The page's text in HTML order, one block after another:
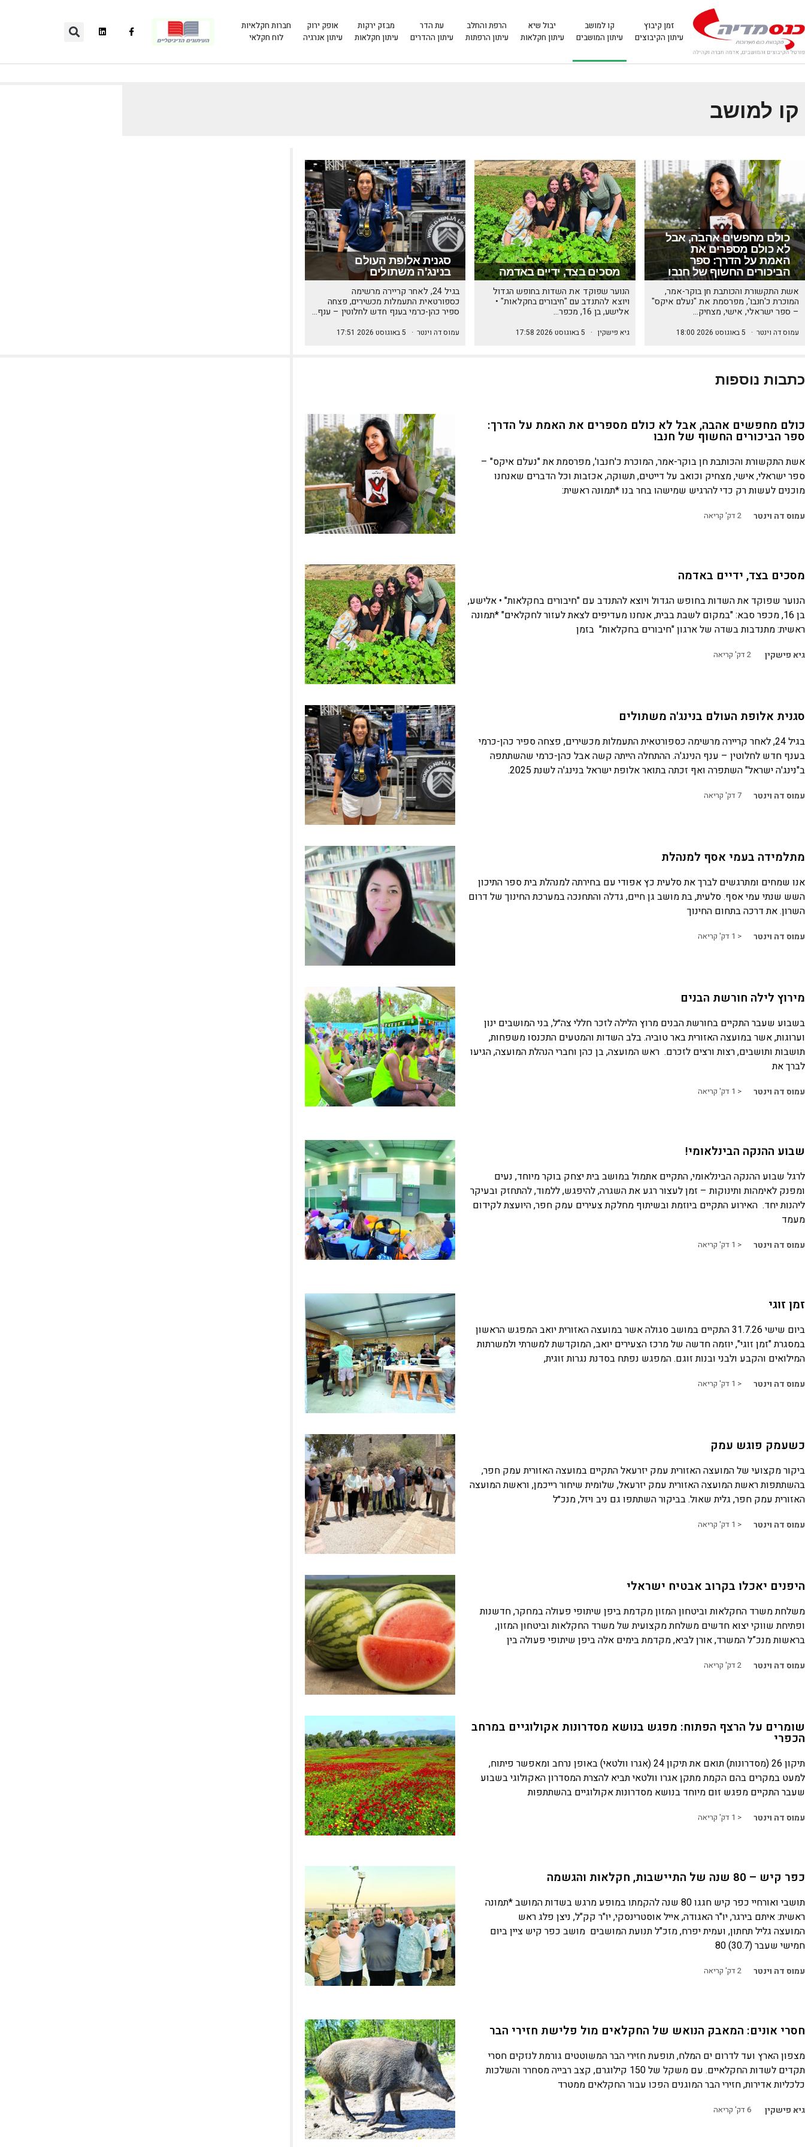
זמן קיבוץ
עיתון הקיבוצים
קו למושב
עיתון המושבים
יבול שיא
עיתון חקלאות
הרפת והחלב
עיתון הרפתות
עת הדר
עיתון ההדרים
מבזק ירקות
עיתון חקלאות
אופק ירוק
עיתון אנרגיה
חברות חקלאיות
לוח חקלאי
קו למושב
כולם מחפשים אהבה, אבל
לא כולם מספרים את
האמת על הדרך: ספר
הביכורים החשוף של חנבו
אשת התקשורת והכותבת חן בוקר-אמר,
המוכרת כ'חנבו', מפרסמת את "נעלם איקס"
– ספר ישראלי, אישי, מצחיק…
עמוס דה וינטר · 5 באוגוסט 2026 18:00
מסכים בצד, ידיים באדמה
הנוער שפוקד את השדות בחופש הגדול
ויוצא להתנדב עם "חיבורים בחקלאות" •
אלישע, בן 16, מכפר…
גיא פישקין · 5 באוגוסט 2026 17:58
סגנית אלופת העולם
בנינג'ה משתולים
בגיל 24, לאחר קריירה מרשימה
כספורטאית התעמלות מכשירים, פצחה
ספיר כהן-כרמי בענף חדש לחלוטין – ענף…
עמוס דה וינטר · 5 באוגוסט 2026 17:51
כתבות נוספות
כולם מחפשים אהבה, אבל לא כולם מספרים את האמת על הדרך:
ספר הביכורים החשוף של חנבו
אשת התקשורת והכותבת חן בוקר-אמר, המוכרת כ'חנבו', מפרסמת את "נעלם איקס" –
ספר ישראלי, אישי, מצחיק וכואב על דייטים, תשוקה, אכזבות וכל הדברים שאנחנו
מוכנים לעשות רק כדי להרגיש שמישהו בחר בנו *תמונה ראשית:
עמוס דה וינטר 2דק' קריאה
מסכים בצד, ידיים באדמה
הנוער שפוקד את השדות בחופש הגדול ויוצא להתנדב עם "חיבורים בחקלאות" • אלישע,
בן 16, מכפר סבא: "במקום לשבת בבית, אנחנו מעדיפים לצאת לעזור לחקלאים" *תמונה
ראשית: מתנדבות בשדה של ארגון "חיבורים בחקלאות" בזמן
גיא פישקין 2דק' קריאה
סגנית אלופת העולם בנינג'ה משתולים
בגיל 24, לאחר קריירה מרשימה כספורטאית התעמלות מכשירים, פצחה ספיר כהן-כרמי
בענף חדש לחלוטין – ענף הנינג'ה. ההתחלה הייתה קשה אבל כהן-כרמי שהשתתפה
ב"נינג'ה ישראל" השתפרה ואף זכתה בתואר אלופת ישראל בנינג'ה לשנת 2025.
עמוס דה וינטר 7דק' קריאה
מתלמידה בעמי אסף למנהלת
אנו שמחים ומתרגשים לברך את סלעית כץ אפודי עם בחירתה למנהלת בית ספר התיכון
השש שנתי עמי אסף. סלעית, בת מושב גן חיים, גדלה והתחנכה במערכת החינוך של דרום
השרון. את דרכה בתחום החינוך
עמוס דה וינטר < 1 דק' קריאה
מירוץ לילה חורשת הבנים
בשבוע שעבר התקיים בחורשת הבנים מרוץ הלילה לזכר חללי צה״ל, בני המושבים ינון
וערוגות, אשר במועצה האזורית באר טוביה. בלב השדות והמטעים התכנסו משפחות,
תושבות ותושבים, רצות ורצים לזכרם. ראש המועצה, בן כהן וחברי הנהלת המועצה, הגיעו
לברך את
עמוס דה וינטר < 1 דק' קריאה
שבוע ההנקה הבינלאומי!
לרגל שבוע ההנקה הבינלאומי, התקיים אתמול במושב בית יצחק בוקר מיוחד, נעים
ומפנק לאימהות ותינוקות – זמן לעצור רגע את השגרה, להיפגש, ללמוד, להתחזק ובעיקר
ליהנות יחד. האירוע התקיים ביוזמת ובשיתוף מחלקת צעירים עמק חפר, היועצת לקידום
מעמד
עמוס דה וינטר < 1 דק' קריאה
זמן זוגי
ביום שישי 31.7.26 התקיים במושב סגולה אשר במועצה האזורית יואב המפגש הראשון
במסגרת "זמן זוגי", יוזמה חדשה של מרכז הצעירים יואב, המוקדשת למשרתי ולמשרתות
המילואים והקבע ולבני ובנות זוגם. המפגש נפתח בסדנת נגרות זוגית,
עמוס דה וינטר < 1 דק' קריאה
כשעמק פוגש עמק
ביקור מקצועי של המועצה האזורית עמק יזרעאל התקיים במועצה האזורית עמק חפר,
בהשתתפות ראשת המועצה האזורית עמק יזרעאל, שלומית שיחור רייכמן, וראשת המועצה
האזורית עמק חפר, גלית שאול. בביקור השתתפו גם ניב ויזל, מנכ״ל
עמוס דה וינטר < 1 דק' קריאה
היפנים יאכלו בקרוב אבטיח ישראלי
משלחת משרד החקלאות וביטחון המזון מקדמת ביפן שיתופי פעולה במחקר, חדשנות
ופתיחת שווקי יצוא חדשים משלחת מקצועית של משרד החקלאות וביטחון המזון,
בראשות מנכ”ל המשרד, אורן לביא, מקדמת בימים אלה ביפן שיתופי פעולה בין
עמוס דה וינטר 2דק' קריאה
שומרים על הרצף הפתוח: מפגש בנושא מסדרונות אקולוגיים במרחב
הכפרי
תיקון 26 (מסדרונות) תואם את תיקון 24 (אגרו וולטאי) באופן נרחב ומאפשר פיתוח,
למעט במקרים בהם הקמת מתקן אגרו וולטאי תביא להצרת המסדרון האקולוגי בשבוע
שעבר התקיים מפגש זום מיוחד בנושא מסדרונות אקולוגיים בהשתתפות
עמוס דה וינטר < 1 דק' קריאה
כפר קיש – 80 שנה של התיישבות, חקלאות והגשמה
תושבי ואורחיי כפר קיש חגגו 80 שנה להקמתו במופע מרגש בשדות המושב *תמונה
ראשית: איתם בירגר, יו"ר האגודה, אייל אוסטרינסקי, יו"ר קק"ל, ניצן פלג ראש
המועצה גליל תחתון, ועמית יפרח, מזכ"ל תנועת המושבים מושב כפר קיש ציין ביום
חמישי שעבר (30.7) 80
עמוס דה וינטר 2דק' קריאה
חסרי אונים: המאבק הנואש של החקלאים מול פלישת חזירי הבר
מצפון הארץ ועד לדרום ים המלח, תופעת חזירי הבר המשוטטים גורמת לנזקים חסרי
תקדים לשדות החקלאיים. עם משקל של 150 קילוגרם, קצב רבייה מסחרר והשלכות
כלכליות אדירות, חזירי הבר המוגנים הפכו עבור החקלאים ממטרד
גיא פישקין 6דק' קריאה